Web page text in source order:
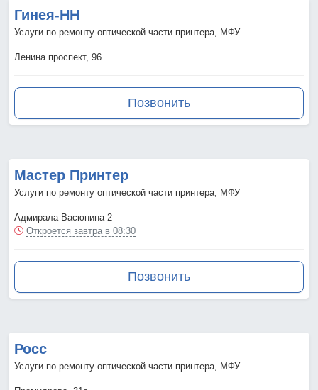
Гинея-НН
Услуги по ремонту оптической части принтера, МФУ
Ленина проспект, 96
Позвонить
Мастер Принтер
Услуги по ремонту оптической части принтера, МФУ
Адмирала Васюнина 2
Откроется завтра в 08:30
Позвонить
Росс
Услуги по ремонту оптической части принтера, МФУ